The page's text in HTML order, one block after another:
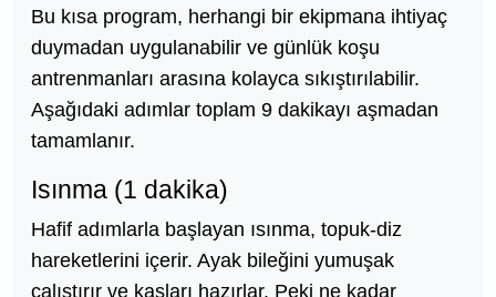
Bu kısa program, herhangi bir ekipmana ihtiyaç
duymadan uygulanabilir ve günlük koşu
antrenmanları arasına kolayca sıkıştırılabilir.
Aşağıdaki adımlar toplam 9 dakikayı aşmadan
tamamlanır.
Isınma (1 dakika)
Hafif adımlarla başlayan ısınma, topuk-diz
hareketlerini içerir. Ayak bileğini yumuşak
çalıştırır ve kasları hazırlar. Peki ne kadar